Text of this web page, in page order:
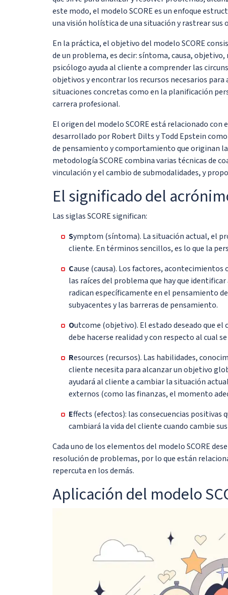
este modo, el modelo SCORE es un enfoque
una visión holística de una situación y rastrear
En la práctica, el objetivo del modelo SCORE
de un problema, es decir: síntoma, causa,
psicólogo ayuda al cliente a comprender las
objetivos y encontrar los recursos necesarios
situaciones concretas como en la planificación
carrera profesional.
El origen del modelo SCORE está relacionado
desarrollado por Robert Dilts y Todd Epstein
de pensamiento y comportamiento que originan
metodología SCORE combina varias técnicas de
vinculación y el cambio de submodalidades, y
El significado del
Las siglas SCORE significan:
Symptom (síntoma). La situación actual, el
cliente. En términos sencillos, es lo que la
Cause (causa). Los factores,
las raíces del problema que hay que
radican específicamente en el pensamiento
subyacentes y las barreras de pensamiento.
Outcome (objetivo). El estado deseado que
debe hacerse realidad y con respecto al cual
Resources (recursos). Las habilidades,
cliente necesita para alcanzar un objetivo
ayudará al cliente a cambiar la situación
externos (como las finanzas, el momento
Effects (efectos): las consecuencias positivas
cambiará la vida del cliente cuando cambie
Cada uno de los elementos del modelo SCORE
resolución de problemas, por lo que están
repercuta en los demás.
Aplicación del modelo